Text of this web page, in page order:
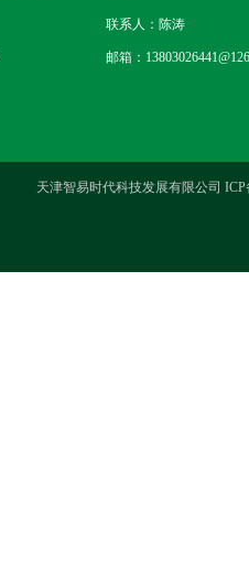
联系人：陈涛
邮箱：
天津智易时代科技发展有限公司 ICP